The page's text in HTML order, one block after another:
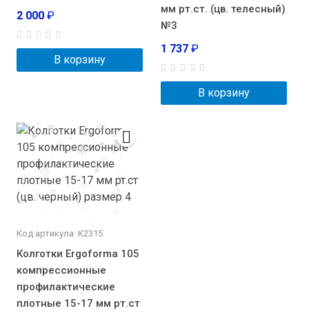
2 000 ₽
В корзину
мм рт.ст. (цв. телесный)
№3
1 737 ₽
В корзину
Код артикула: К2315
Колготки Ergoforma 105
компрессионные
профилактические
плотные 15-17 мм рт.ст